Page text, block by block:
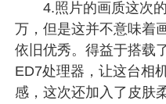
4.照片的画质这次的
万，但是这并不意味着
依旧优秀。得益于搭载
ED7处理器，让这台相
感，这次还加入了皮肤